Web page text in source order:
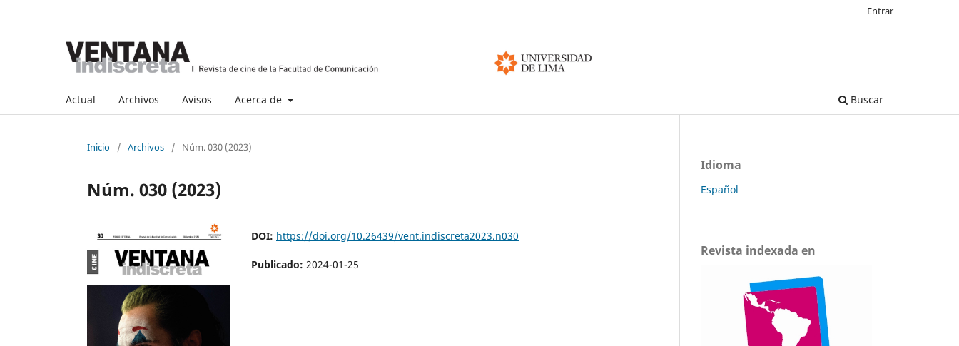
Actual Archivos Avisos Acerca de Buscar
Entrar
Inicio / Archivos / Núm. 030 (2023)
Núm. 030 (2023)
DOI: https://doi.org/10.26439/vent.indiscreta2023.n030
Publicado: 2024-01-25
Idioma
Español
Revista indexada en